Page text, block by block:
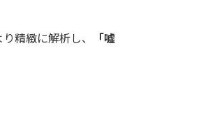
精緻に解析し、
「嘘